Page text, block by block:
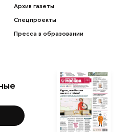
Архив газеты
Спецпроекты
Пресса в образовании